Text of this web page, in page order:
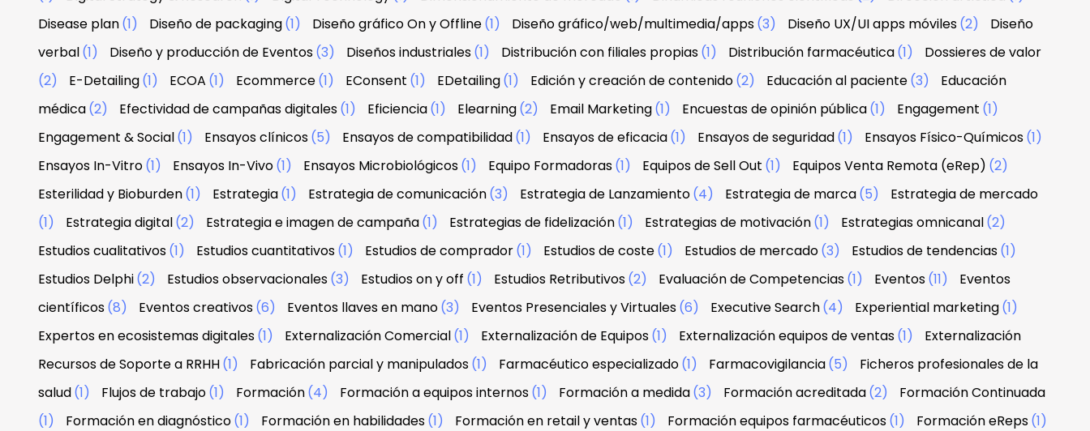
Disease plan(1) Diseño de packaging(1) Diseño gráfico On y Offline(1) Diseño gráfico/web/multimedia/apps(3) Diseño UX/UI apps móviles(2)
Diseño
verbal(1) Diseño y producción de Eventos(3) Diseños industriales(1) Distribución con filiales propias(1) Distribución farmacéutica(1)
Dossieres de valor
(2)
E-Detailing(1) ECOA (1) Ecommerce(1) EConsent (1) EDetailing(1) Edición y creación de contenido(2) Educación al paciente(3)
Educación
médica(2) Efectividad de campañas digitales(1) Eficiencia(1) Elearning(2) Email Marketing(1) Encuestas de opinión pública(1) Engagement (1)
Engagement & Social(1) Ensayos clínicos(5) Ensayos de compatibilidad(1) Ensayos de eficacia(1) Ensayos de seguridad(1) Ensayos Físico-Químicos(1)
Ensayos In-Vitro(1) Ensayos In-Vivo(1) Ensayos Microbiológicos(1) Equipo Formadoras(1) Equipos de Sell Out (1) Equipos Venta Remota (eRep) (2)
Esterilidad y Bioburden(1) Estrategia(1) Estrategia de comunicación(3) Estrategia de Lanzamiento(4) Estrategia de marca(5)
Estrategia de mercado
(1)
Estrategia digital(2) Estrategia e imagen de campaña(1) Estrategias de fidelización(1) Estrategias de motivación(1) Estrategias omnicanal(2)
Estudios cualitativos(1) Estudios cuantitativos(1) Estudios de comprador(1) Estudios de coste(1) Estudios de mercado(3) Estudios de tendencias(1)
Estudios Delphi(2) Estudios observacionales(3) Estudios on y off (1) Estudios Retributivos(2) Evaluación de Competencias(1) Eventos(11)
Eventos
científicos(8) Eventos creativos(6) Eventos llaves en mano(3) Eventos Presenciales y Virtuales(6) Executive Search(4) Experiential marketing(1)
Expertos en ecosistemas digitales(1) Externalización Comercial(1) Externalización de Equipos(1) Externalización equipos de ventas(1)
Externalización
Recursos de Soporte a RRHH(1) Fabricación parcial y manipulados(1) Farmacéutico especializado(1) Farmacovigilancia(5)
Ficheros profesionales de la
salud(1) Flujos de trabajo(1) Formación(4) Formación a equipos internos(1) Formación a medida(3) Formación acreditada(2)
Formación Continuada
(1)
Formación en diagnóstico(1) Formación en habilidades(1) Formación en retail y ventas(1) Formación equipos farmacéuticos(1) Formación eReps(1)